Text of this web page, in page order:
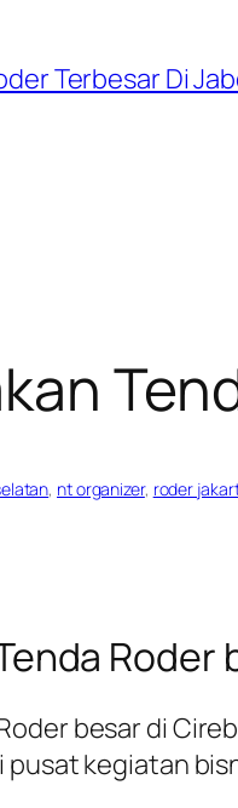
Terbesar Di
, nt organizer, roder
Roder
besar di
kegiatan